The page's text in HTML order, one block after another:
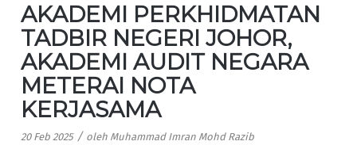
AKADEMI PERKHIDMATAN
TADBIR NEGERI JOHOR,
AKADEMI AUDIT NEGARA
METERAI NOTA
KERJASAMA
20 Feb 2025 / oleh Muhammad Imran Mohd Razib